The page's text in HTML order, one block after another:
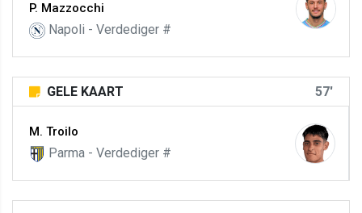
P. Mazzocchi
Napoli - Verdediger #
GELE KAART 57'
M. Troilo
Parma - Verdediger #